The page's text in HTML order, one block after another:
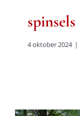
spinsels
4 oktober 2024 |